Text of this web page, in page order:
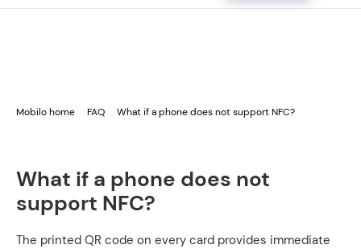
Mobilo home FAQ What if a phone does not support NFC?
What if a phone does not
support NFC?
The printed QR code on every card provides immediate